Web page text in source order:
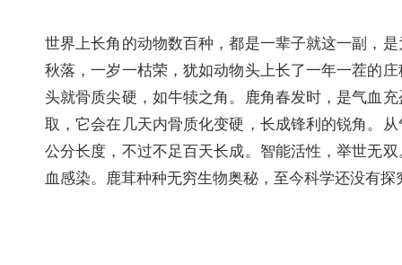
世界上长角的动物数百种，都是一辈子就这一副，
秋落，一岁一枯荣，犹如动物头上长了一年一茬的
头就骨质尖硬，如牛犊之角。鹿角春发时，是气血
取，它会在几天内骨质化变硬，长成锋利的锐角。
公分长度，不过不足百天长成。智能活性，举世无
血感染。鹿茸种种无穷生物奥秘，至今科学还没有探